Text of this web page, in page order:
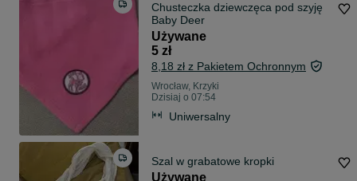
Chusteczka dziewczęca pod szyję
Baby Deer
Używane
5 zł
8,18 zł z Pakietem Ochronnym
Wrocław, Krzyki
Dzisiaj o 07:54
Uniwersalny
Szal w grabatowe kropki
Używane